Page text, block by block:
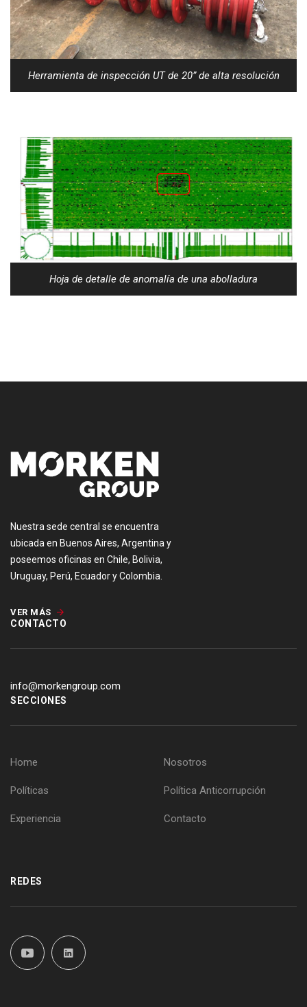
Herramienta de inspección UT de 20” de alta resolución
Hoja de detalle de anomalía de una abolladura
Nuestra sede central se encuentra
ubicada en Buenos Aires, Argentina y
poseemos oficinas en Chile, Bolivia,
Uruguay, Perú, Ecuador y Colombia.
VER MÁS
CONTACTO
info@morkengroup.com
SECCIONES
Home Nosotros
Políticas Política Anticorrupción
Experiencia Contacto
REDES